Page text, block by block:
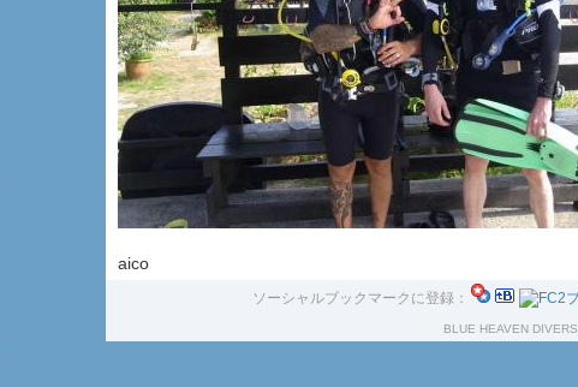
aico
ソーシャルブックマークに登録：
BLUE HEAVEN DIVERS